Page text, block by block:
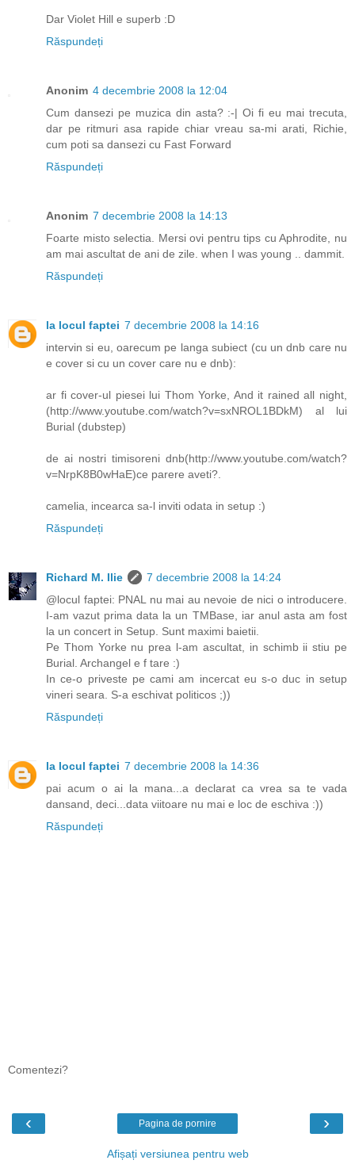
Dar Violet Hill e superb :D
Răspundeți
Anonim 4 decembrie 2008 la 12:04
Cum dansezi pe muzica din asta? :-| Oi fi eu mai trecuta,
dar pe ritmuri asa rapide chiar vreau sa-mi arati, Richie,
cum poti sa dansezi cu Fast Forward
Răspundeți
Anonim 7 decembrie 2008 la 14:13
Foarte misto selectia. Mersi ovi pentru tips cu Aphrodite, nu
am mai ascultat de ani de zile. when I was young .. dammit.
Răspundeți
la locul faptei 7 decembrie 2008 la 14:16
intervin si eu, oarecum pe langa subiect (cu un dnb care nu
e cover si cu un cover care nu e dnb):
ar fi cover-ul piesei lui Thom Yorke, And it rained all night,
(http://www.youtube.com/watch?v=sxNROL1BDkM) al lui
Burial (dubstep)
de ai nostri timisoreni dnb(http://www.youtube.com/watch?
v=NrpK8B0wHaE)ce parere aveti?.
camelia, incearca sa-l inviti odata in setup :)
Răspundeți
Richard M. Ilie
7 decembrie 2008 la 14:24
@locul faptei: PNAL nu mai au nevoie de nici o introducere.
I-am vazut prima data la un TMBase, iar anul asta am fost
la un concert in Setup. Sunt maximi baietii.
Pe Thom Yorke nu prea l-am ascultat, in schimb ii stiu pe
Burial. Archangel e f tare :)
In ce-o priveste pe cami am incercat eu s-o duc in setup
vineri seara. S-a eschivat politicos ;))
Răspundeți
la locul faptei 7 decembrie 2008 la 14:36
pai acum o ai la mana...a declarat ca vrea sa te vada
dansand, deci...data viitoare nu mai e loc de eschiva :))
Răspundeți
Comentezi?
‹ ›
Pagina de pornire
Afișați versiunea pentru web